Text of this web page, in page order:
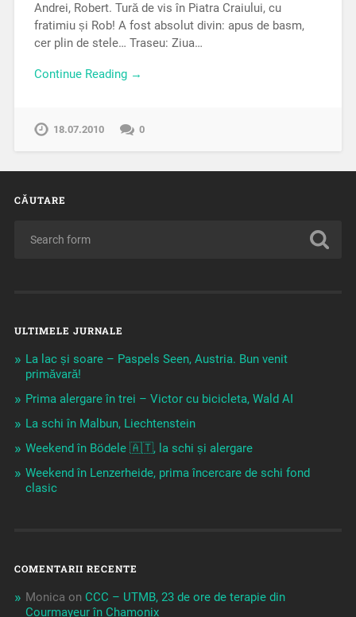
Andrei, Robert. Tură de vis în Piatra Craiului, cu
fratimiu și Rob! A fost absolut divin: apus de basm,
cer plin de stele… Traseu: Ziua…
Continue Reading →
18.07.2010 0
CĂUTARE
ULTIMELE JURNALE
La lac și soare – Paspels Seen, Austria. Bun venit
primăvară!
Prima alergare în trei – Victor cu bicicleta, Wald AI
La schi în Malbun, Liechtenstein
Weekend în Bödele 🇦🇹, la schi și alergare
Weekend în Lenzerheide, prima încercare de schi fond
clasic
COMENTARII RECENTE
Monica on CCC – UTMB, 23 de ore de terapie din
Courmayeur în Chamonix